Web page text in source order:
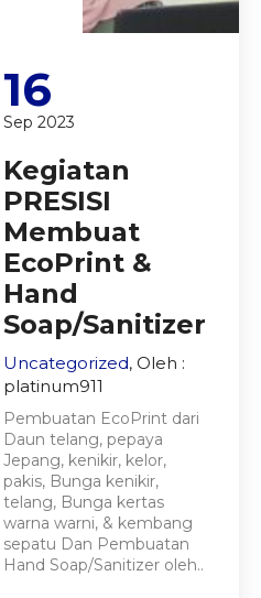
16
Sep 2023
Kegiatan
PRESISI
Membuat
EcoPrint &
Hand
Soap/Sanitizer
Uncategorized, Oleh :
platinum911
Pembuatan EcoPrint dari
Daun telang, pepaya
Jepang, kenikir, kelor,
pakis, Bunga kenikir,
telang, Bunga kertas
warna warni, & kembang
sepatu Dan Pembuatan
Hand Soap/Sanitizer oleh..